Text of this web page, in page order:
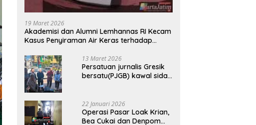
19 Maret 2026
Akademisi dan Alumni Lemhannas RI Kecam
Kasus Penyiraman Air Keras terhadap
13 Maret 2026
Persatuan jurnalis Gresik
bersatu(PJGB) kawal sidak
atas nama Molyo Cipto
amin
22 Januari 2026
Operasi Pasar Loak Krian,
Bea Cukai dan Denpom